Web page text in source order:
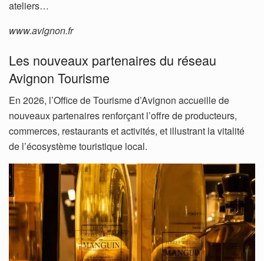
ateliers…
www.avignon.fr
Les nouveaux partenaires du réseau
Avignon Tourisme
En 2026, l’Office de Tourisme d’Avignon accueille de
nouveaux partenaires renforçant l’offre de producteurs,
commerces, restaurants et activités, et illustrant la vitalité
de l’écosystème touristique local.